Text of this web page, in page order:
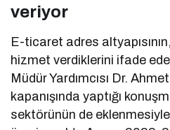
veriyor
E-ticaret adres
hizmet verdiklerini ifade
Müdür Yardımcısı Dr.
kapanışında yaptığı
sektörünün de